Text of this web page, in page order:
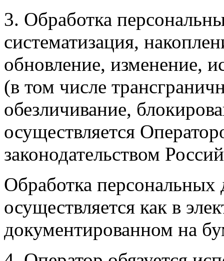
3. Обработка
систематизация,
обновление, изменение,
(в том числе
обезличивание,
осуществляется
законодательством
Обработка персональных
осуществляется как в
документированном на